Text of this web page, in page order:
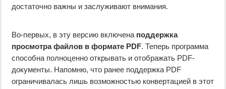
достаточно важны и заслуживают внимания.
Во-первых, в эту версию включена поддержка
просмотра файлов в формате PDF. Теперь программа
способна полноценно открывать и отображать PDF-
документы. Напомню, что ранее поддержка PDF
ограничивалась лишь возможностью конвертацией в этот